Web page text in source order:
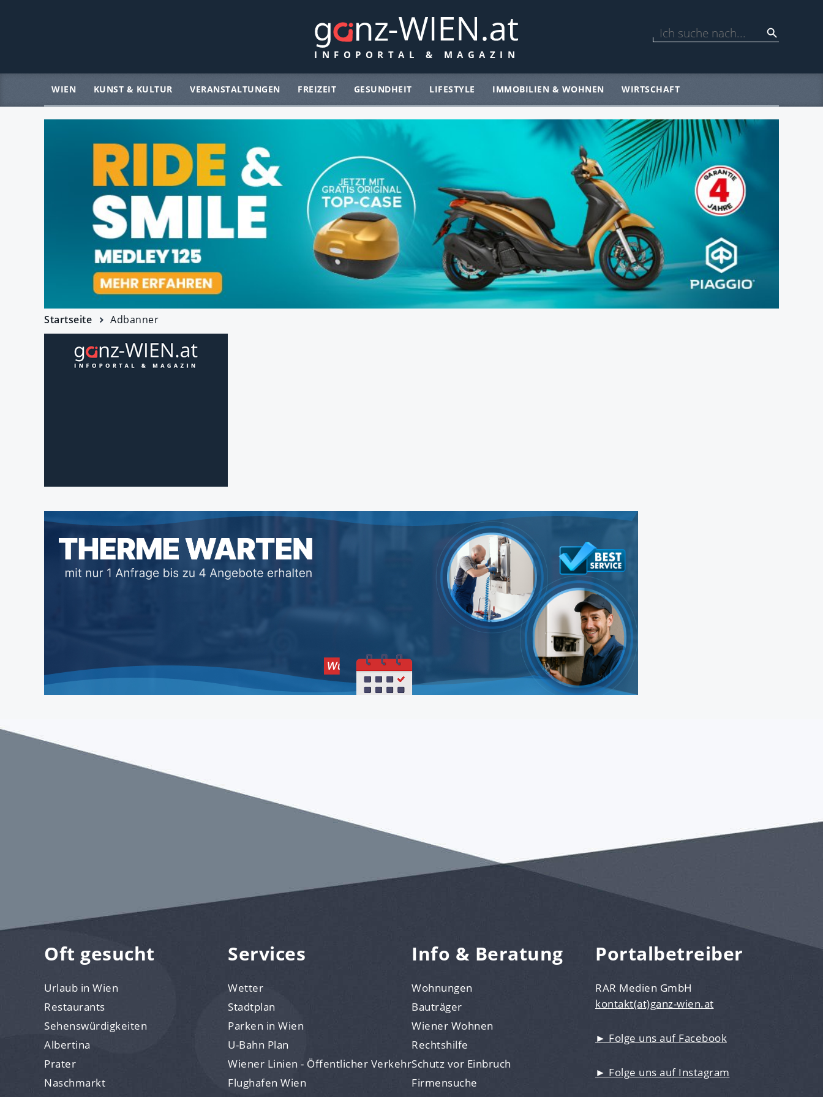
WIEN KUNST & KULTUR VERANSTALTUNGEN FREIZEIT GESUNDHEIT LIFESTYLE IMMOBILIEN & WOHNEN WIRTSCHAFT
Startseite Adbanner
Oft gesucht
Urlaub in Wien
Restaurants
Sehenswürdigkeiten
Albertina
Prater
Naschmarkt
Services
Wetter
Stadtplan
Parken in Wien
U-Bahn Plan
Wiener Linien - Öffentlicher Verkehr
Flughafen Wien
Info & Beratung
Wohnungen
Bauträger
Wiener Wohnen
Rechtshilfe
Schutz vor Einbruch
Firmensuche
Portalbetreiber
RAR Medien GmbH
kontakt(at)ganz-wien.at
► Folge uns auf Facebook
► Folge uns auf Instagram